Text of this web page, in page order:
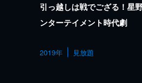
引っ越しは戦でござる！星
ンターテイメント時代劇
2019年 見放題